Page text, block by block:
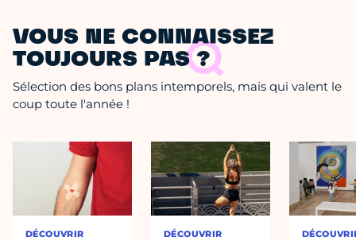
VOUS NE CONNAISSEZ
TOUJOURS PAS ?
Sélection des bons plans intemporels, mais qui valent le
coup toute l'année !
DÉCOUVRIR DÉCOUVRIR